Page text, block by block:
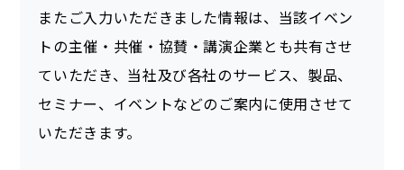
またご入力いただきました情報は、当該イベン
トの主催・共催・協賛・講演企業とも共有させ
ていただき、当社及び各社のサービス、製品、
セミナー、イベントなどのご案内に使用させて
いただきます。